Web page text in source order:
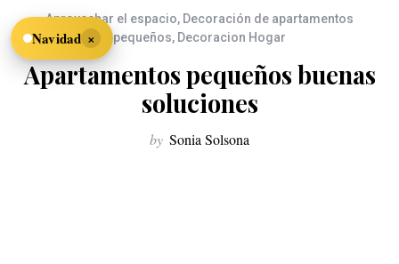
Aprovechar el espacio, Decoración de apartamentos
pequeños, Decoracion Hogar
Apartamentos pequeños buenas
soluciones
by Sonia Solsona
Navidad ×